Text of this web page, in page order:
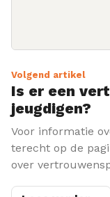
Volgend artikel
Is er een
jeugdigen?
Voor informatie
terecht op de
over